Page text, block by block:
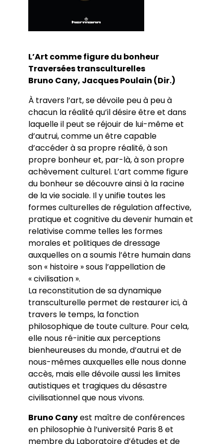
L’Art comme figure du bonheur
Traversées transculturelles
Bruno Cany, Jacques Poulain (Dir.)
À travers l’art, se dévoile peu à peu à
chacun la réalité qu’il désire être et dans
laquelle il peut se réjouir de lui-même et
d’autrui, comme un être capable
d’accéder à sa propre réalité, à son
propre bonheur et, par-là, à son propre
achèvement culturel. L’art comme figure
du bonheur se découvre ainsi à la racine
de la vie sociale. Il y unifie toutes les
formes culturelles de régulation affective,
pratique et cognitive du devenir humain et
relativise comme telles les formes
morales et politiques de dressage
auxquelles on a soumis l’être humain dans
son « histoire » sous l’appellation de
« civilisation ».
La reconstitution de sa dynamique
transculturelle permet de restaurer ici, à
travers le temps, la fonction
philosophique de toute culture. Pour cela,
elle nous ré-initie aux perceptions
bienheureuses du monde, d’autrui et de
nous-mêmes auxquelles elle nous donne
accès, mais elle dévoile aussi les limites
autistiques et tragiques du désastre
civilisationnel que nous vivons.
Bruno Canyest maître de conférences
en philosophie à l’université Paris 8 et
membre du Laboratoire d’études et de